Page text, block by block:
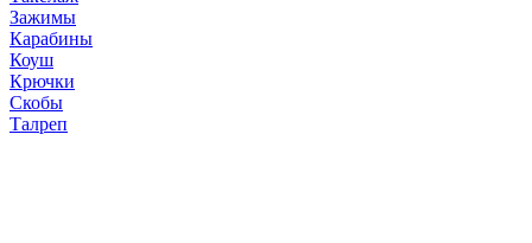
Зажимы
Карабины
Коуш
Крючки
Скобы
Талреп